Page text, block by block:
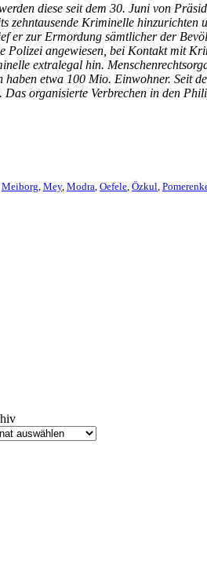
diese seit dem 30. Juni von
zehntausende Kriminelle
er zur Ermordung sämtlicher der
Polizei angewiesen, bei Kontakt mit
extralegal hin.
etwa 100 Mio. Einwohner. Seit
organisierte Verbrechen in den
Meiborg Mey, Modra Oefele Özkul